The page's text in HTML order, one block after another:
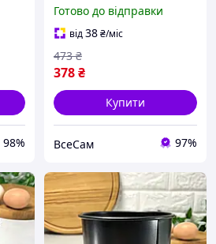
98%
тефлоновим покриттям
Уцінка
Готово до відправки
від38₴/міс
378₴
473 ₴
Купити
ВсеСам 97%